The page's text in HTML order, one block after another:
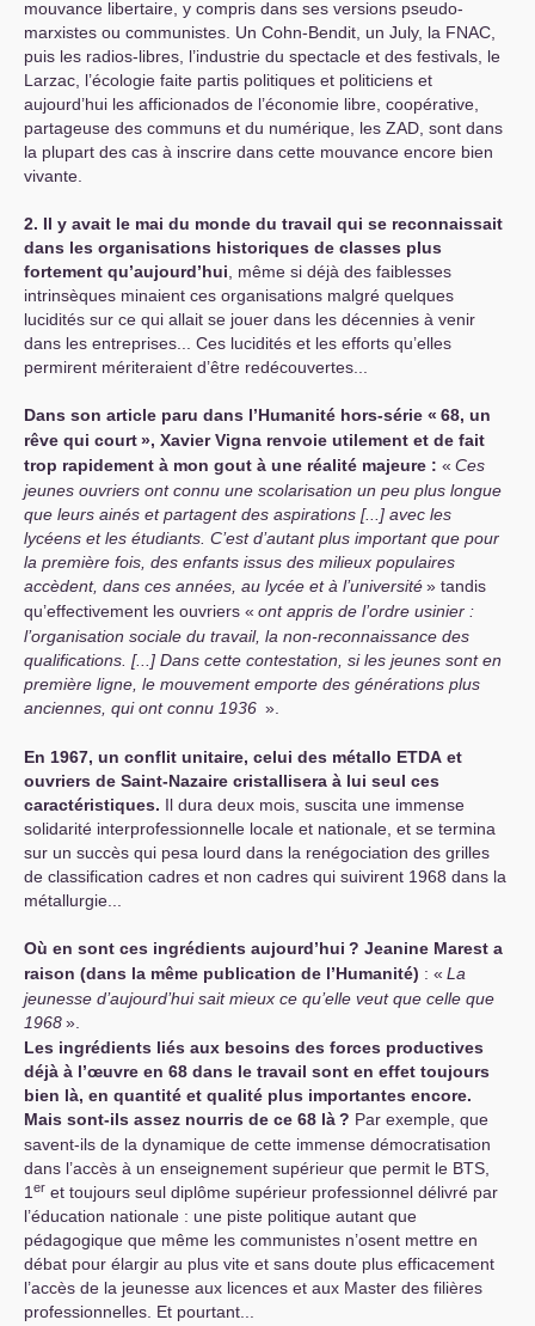
mouvance libertaire, y compris dans ses versions pseudo-
marxistes ou communistes. Un Cohn-Bendit, un July, la FNAC
puis les radios-libres, l’industrie du spectacle et des festivals, le
Larzac, l’écologie faite partis politiques et politiciens et
aujourd’hui les afficionados de l’économie libre, coopérative,
partageuse des communs et du numérique, les ZAD , sont dans
la plupart des cas à inscrire dans cette mouvance encore bien
vivante.
2. Il y avait le mai du monde du travail qui se reconnaissait
dans les organisations historiques de classes plus
fortement qu’aujourd’hui , même si déjà des faiblesses
intrinsèques minaient ces organisations malgré quelques
lucidités sur ce qui allait se jouer dans les décennies à venir
dans les entreprises... Ces lucidités et les efforts qu’elles
permirent mériteraient d’être redécouvertes...
Dans son article paru dans l’Humanité hors-série « 68, un
rêve qui court», Xavier Vigna renvoie utilement et de fait
trop rapidement à mon gout à une réalité majeure : « Ces
jeunes ouvriers ont connu une scolarisation un peu plus longue
que leurs ainés et partagent des aspirations [...] avec les
lycéens et les étudiants. C’est d’autant plus important que pour
la première fois, des enfants issus des milieux populaires
accèdent, dans ces années, au lycée et à l’université» tandis
qu’effectivement les ouvriers « ont appris de l’ordre usinier :
l’organisation sociale du travail, la non-reconnaissance des
qualifications. [...] Dans cette contestation, si les jeunes sont en
première ligne, le mouvement emporte des générations plus
anciennes, qui ont connu 1936 ».
En 1967, un conflit unitaire, celui des métallo ETDA et
ouvriers de Saint-Nazaire cristallisera à lui seul ces
caractéristiques. Il dura deux mois, suscita une immense
solidarité interprofessionnelle locale et nationale, et se termina
sur un succès qui pesa lourd dans la renégociation des grilles
de classification cadres et non cadres qui suivirent 1968 dans la
métallurgie...
Où en sont ces ingrédients aujourd’hui ? Jeanine Marest a
raison (dans la même publication de l’Humanité) : « La
jeunesse d’aujourd’hui sait mieux ce qu’elle veut que celle que
1968».
Les ingrédients liés aux besoins des forces productives
déjà à l’œuvre en 68 dans le travail sont en effet toujours
bien là, en quantité et qualité plus importantes encore.
Mais sont-ils assez nourris de ce 68 là? Par exemple, que
savent-ils de la dynamique de cette immense démocratisation
dans l’accès à un enseignement supérieur que permit le BTS
1 er et toujours seul diplôme supérieur professionnel délivré par
l’éducation nationale : une piste politique autant que
pédagogique que même les communistes n’osent mettre en
débat pour élargir au plus vite et sans doute plus efficacement
l’accès de la jeunesse aux licences et aux Master des filières
professionnelles. Et pourtant...